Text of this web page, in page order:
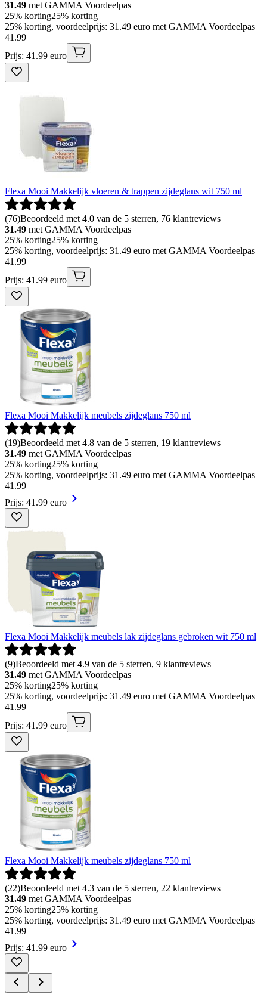
31.49 met GAMMA Voordeelpas
25% korting25% korting
25% korting, voordeelprijs: 31.49 euro met GAMMA Voordeelpas
41.99
Prijs: 41.99 euro
Flexa Mooi Makkelijk vloeren & trappen zijdeglans wit 750 ml
(76)Beoordeeld met 4.0 van de 5 sterren, 76 klantreviews
31.49 met GAMMA Voordeelpas
25% korting25% korting
25% korting, voordeelprijs: 31.49 euro met GAMMA Voordeelpas
41.99
Prijs: 41.99 euro
Flexa Mooi Makkelijk meubels zijdeglans 750 ml
(19)Beoordeeld met 4.8 van de 5 sterren, 19 klantreviews
31.49 met GAMMA Voordeelpas
25% korting25% korting
25% korting, voordeelprijs: 31.49 euro met GAMMA Voordeelpas
41.99
Prijs: 41.99 euro
Flexa Mooi Makkelijk meubels lak zijdeglans gebroken wit 750 ml
(9)Beoordeeld met 4.9 van de 5 sterren, 9 klantreviews
31.49 met GAMMA Voordeelpas
25% korting25% korting
25% korting, voordeelprijs: 31.49 euro met GAMMA Voordeelpas
41.99
Prijs: 41.99 euro
Flexa Mooi Makkelijk meubels zijdeglans 750 ml
(22)Beoordeeld met 4.3 van de 5 sterren, 22 klantreviews
31.49 met GAMMA Voordeelpas
25% korting25% korting
25% korting, voordeelprijs: 31.49 euro met GAMMA Voordeelpas
41.99
Prijs: 41.99 euro